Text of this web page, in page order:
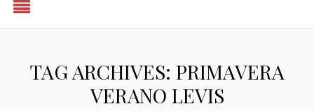
TAG ARCHIVES: PRIMAVERA
VERANO LEVIS